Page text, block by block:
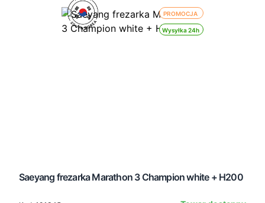
PROMOCJA
Wysyłka 24h
Saeyang frezarka Marathon 3 Champion white + H200